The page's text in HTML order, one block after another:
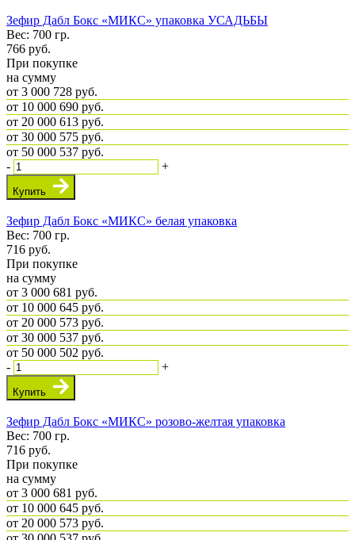
Зефир Дабл Бокс «МИКС» упаковка УСАДЬБЫ
Вес: 700 гр.
766 руб.
При покупке
на сумму
от 3 000 728 руб.
от 10 000 690 руб.
от 20 000 613 руб.
от 30 000 575 руб.
от 50 000 537 руб.
-
+
Купить
Зефир Дабл Бокс «МИКС» белая упаковка
Вес: 700 гр.
716 руб.
При покупке
на сумму
от 3 000 681 руб.
от 10 000 645 руб.
от 20 000 573 руб.
от 30 000 537 руб.
от 50 000 502 руб.
-
+
Купить
Зефир Дабл Бокс «МИКС» розово-желтая упаковка
Вес: 700 гр.
716 руб.
При покупке
на сумму
от 3 000 681 руб.
от 10 000 645 руб.
от 20 000 573 руб.